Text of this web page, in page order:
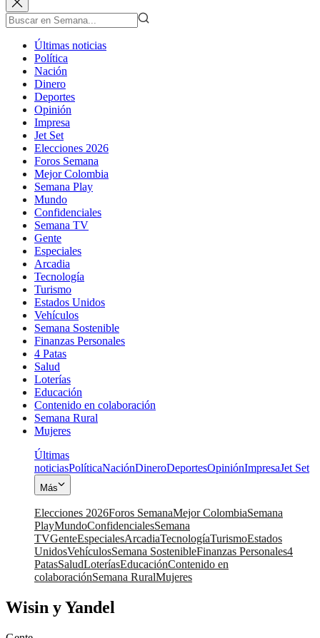
Últimas noticias
Política
Nación
Dinero
Deportes
Opinión
Impresa
Jet Set
Elecciones 2026
Foros Semana
Mejor Colombia
Semana Play
Mundo
Confidenciales
Semana TV
Gente
Especiales
Arcadia
Tecnología
Turismo
Estados Unidos
Vehículos
Semana Sostenible
Finanzas Personales
4 Patas
Salud
Loterías
Educación
Contenido en colaboración
Semana Rural
Mujeres
Últimas
noticiasPolíticaNaciónDineroDeportesOpiniónImpresaJet Set
Más
Elecciones 2026Foros SemanaMejor ColombiaSemana
PlayMundoConfidencialesSemana
TVGenteEspecialesArcadiaTecnologíaTurismoEstados
UnidosVehículosSemana SostenibleFinanzas Personales4
PatasSaludLoteríasEducaciónContenido en
colaboraciónSemana RuralMujeres
Wisin y Yandel